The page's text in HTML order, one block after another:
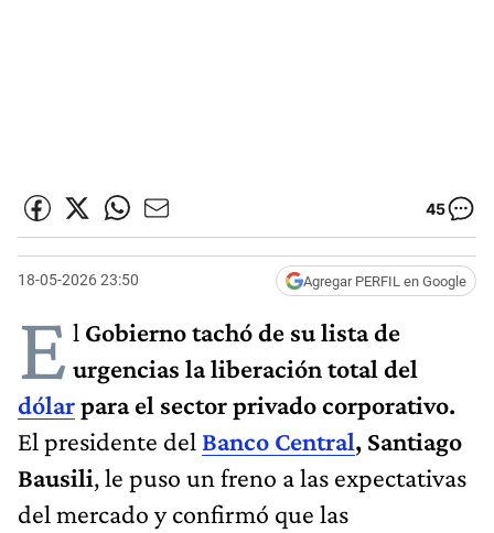
45
18-05-2026 23:50 Agregar PERFIL en Google
E l Gobierno tachó de su lista de
urgencias la liberación total del
dólarpara el sector privado corporativo.
El presidente del Banco Central, Santiago
Bausili, le puso un freno a las expectativas
del mercado y confirmó que las